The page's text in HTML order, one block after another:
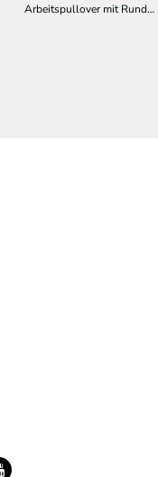
Arbeitspullover mit Rundhalsausschnitt Z013